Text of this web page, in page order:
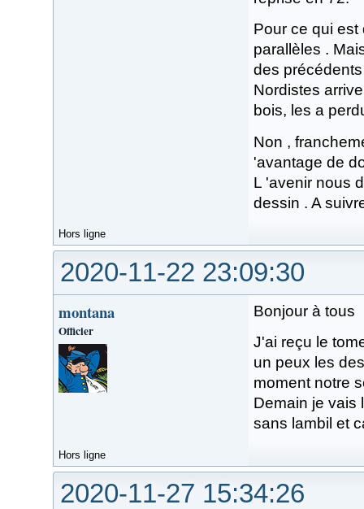
Pour ce qui est
parallèles .
des
Nordistes
bois, les a
Non ,
'avantage de
L 'avenir nous
dessin . A
Hors ligne
2020-11-22 23:09:30
montana
Officier
Bonjour à tous
J'ai reçu le
un peux les
moment notre
Demain je vais
sans lambil et
Hors ligne
2020-11-27 15:34:26